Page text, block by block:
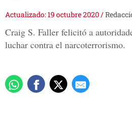
Actualizado: 19 octubre 2020/
Craig S. Faller felicitó a
luchar contra el narcoterrorismo.